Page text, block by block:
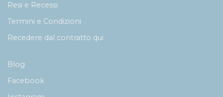
Resi e Recessi
Termini e Condizioni
Recedere dal contratto qui
Blog
Facebook